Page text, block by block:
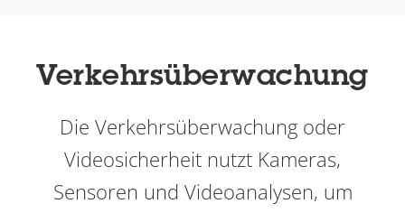
Verkehrsüberwachung
Die Verkehrsüberwachung oder
Videosicherheit nutzt Kameras,
Sensoren und Videoanalysen, um